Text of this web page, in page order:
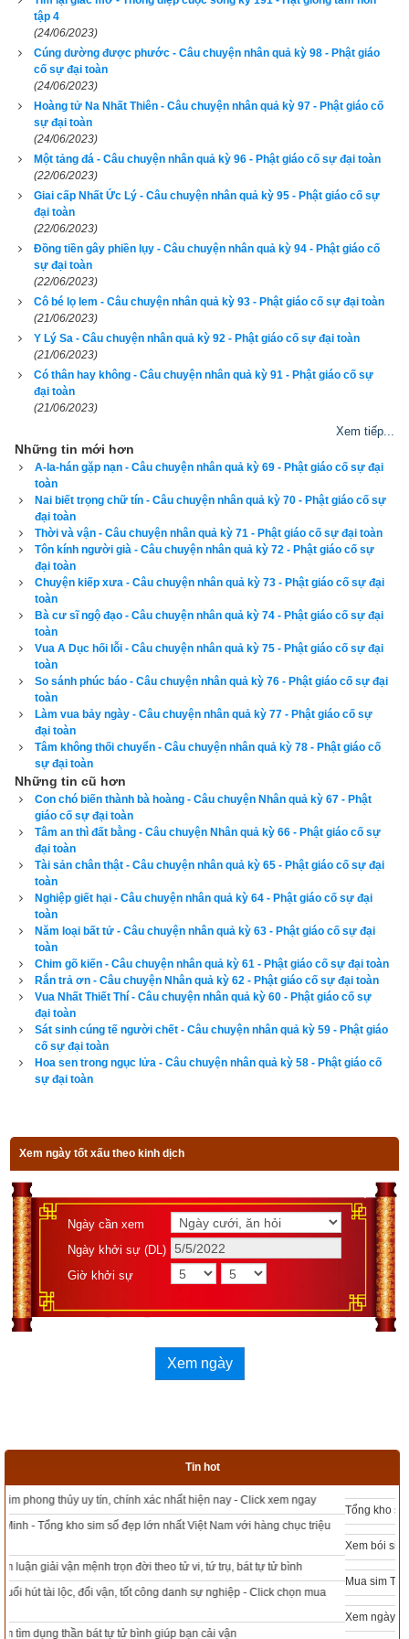
Lịch vạn niên - Chọn giờ tốt ngày đẹp
Ngày cần xem
Ngày khởi sự (DL)
Giờ khởi sự
Xem ngày
Tác giả bài viết:
Thầy Uri – Tổng biên tập chuyên mục giác ngộ
Nguồn tin: Trích từ cuốn Sách Truyện cổ phật giáo
tập 4
(24/06/2023)
Cúng dường được phước - Câu chuyện nhân quả kỳ 98 - Phật giáo
cố sự đại toàn
(24/06/2023)
Hoàng tử Na Nhất Thiên - Câu chuyện nhân quả kỳ 97 - Phật giáo cố
sự đại toàn
(24/06/2023)
Một tảng đá - Câu chuyện nhân quả kỳ 96 - Phật giáo cố sự đại toàn
(22/06/2023)
Giai cấp Nhất Ức Lý - Câu chuyện nhân quả kỳ 95 - Phật giáo cố sự
đại toàn
(22/06/2023)
Đồng tiền gây phiền lụy - Câu chuyện nhân quả kỳ 94 - Phật giáo cố
sự đại toàn
(22/06/2023)
Cô bé lọ lem - Câu chuyện nhân quả kỳ 93 - Phật giáo cố sự đại toàn
(21/06/2023)
Y Lý Sa - Câu chuyện nhân quả kỳ 92 - Phật giáo cố sự đại toàn
(21/06/2023)
Có thân hay không - Câu chuyện nhân quả kỳ 91 - Phật giáo cố sự
đại toàn
(21/06/2023)
Xem tiếp...
Những tin mới hơn
A-la-hán gặp nạn - Câu chuyện nhân quả kỳ 69 - Phật giáo cố sự đại
toàn
Nai biết trọng chữ tín - Câu chuyện nhân quả kỳ 70 - Phật giáo cố sự
đại toàn
Thời và vận - Câu chuyện nhân quả kỳ 71 - Phật giáo cố sự đại toàn
Tôn kính người già - Câu chuyện nhân quả kỳ 72 - Phật giáo cố sự
đại toàn
Chuyện kiếp xưa - Câu chuyện nhân quả kỳ 73 - Phật giáo cố sự đại
toàn
Bà cư sĩ ngộ đạo - Câu chuyện nhân quả kỳ 74 - Phật giáo cố sự đại
toàn
Vua A Dục hối lỗi - Câu chuyện nhân quả kỳ 75 - Phật giáo cố sự đại
toàn
So sánh phúc báo - Câu chuyện nhân quả kỳ 76 - Phật giáo cố sự đại
toàn
Làm vua bảy ngày - Câu chuyện nhân quả kỳ 77 - Phật giáo cố sự
đại toàn
Tâm không thối chuyển - Câu chuyện nhân quả kỳ 78 - Phật giáo cố
sự đại toàn
Những tin cũ hơn
Con chó biến thành bà hoàng - Câu chuyện Nhân quả kỳ 67 - Phật
giáo cố sự đại toàn
Tâm an thì đất bằng - Câu chuyện Nhân quả kỳ 66 - Phật giáo cố sự
đại toàn
Tài sản chân thật - Câu chuyện nhân quả kỳ 65 - Phật giáo cố sự đại
toàn
Nghiệp giết hại - Câu chuyện nhân quả kỳ 64 - Phật giáo cố sự đại
toàn
Năm loại bất tử - Câu chuyện nhân quả kỳ 63 - Phật giáo cố sự đại
toàn
Chim gõ kiến - Câu chuyện nhân quả kỳ 61 - Phật giáo cố sự đại toàn
Rắn trả ơn - Câu chuyện Nhân quả kỳ 62 - Phật giáo cố sự đại toàn
Vua Nhất Thiết Thí - Câu chuyện nhân quả kỳ 60 - Phật giáo cố sự
đại toàn
Sát sinh cúng tế người chết - Câu chuyện nhân quả kỳ 59 - Phật giáo
cố sự đại toàn
Hoa sen trong ngục lửa - Câu chuyện nhân quả kỳ 58 - Phật giáo cố
sự đại toàn
Xem ngày tốt xấu theo kinh dịch
Ngày cần xem
Ngày khởi sự (DL)
Giờ khởi sự
Xem ngày
Tin hot
Tổng kho sim phong thủy - Sim hợp tuổi - Sim hợp mệnh giá rẻ nhất thị trường
Mua sim Thần tài, Thần tài theo bạn! Giao sim miễn phí